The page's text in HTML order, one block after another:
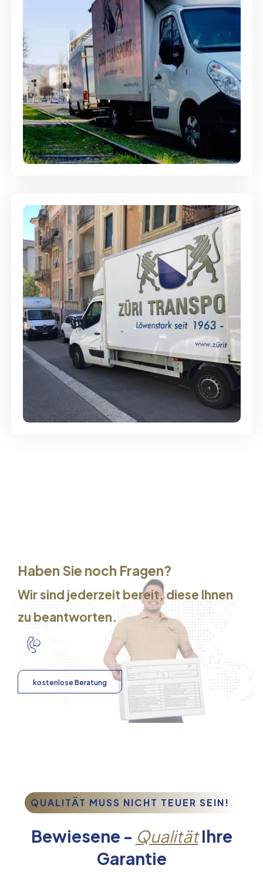
Ein- und Auspackservice
Günstige Umzüge - Hervorragender
Service
Haben Sie noch Fragen?
Wir sind jederzeit bereit, diese Ihnen
zu beantworten.
kostenlose Beratung
QUALITÄT MUSS NICHT TEUER SEIN!
Bewiesene - QualitätIhre
Garantie